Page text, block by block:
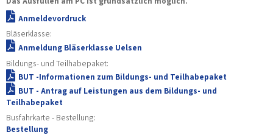
Anmeldevordruck
Bläserklasse:
Anmeldung Bläserklasse Uelsen
Bildungs- und Teilhabepaket:
BUT -Informationen zum Bildungs- und Teilhabepaket
BUT - Antrag auf Leistungen aus dem Bildungs- und
Teilhabepaket
Busfahrkarte - Bestellung:
Bestellung